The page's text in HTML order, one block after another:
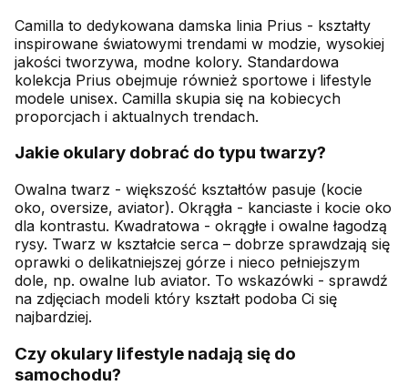
Camilla to dedykowana damska linia Prius - kształty
inspirowane światowymi trendami w modzie, wysokiej
jakości tworzywa, modne kolory. Standardowa
kolekcja Prius obejmuje również sportowe i lifestyle
modele unisex. Camilla skupia się na kobiecych
proporcjach i aktualnych trendach.
Jakie okulary dobrać do typu twarzy?
Owalna twarz - większość kształtów pasuje (kocie
oko, oversize, aviator). Okrągła - kanciaste i kocie oko
dla kontrastu. Kwadratowa - okrągłe i owalne łagodzą
rysy. Twarz w kształcie serca – dobrze sprawdzają się
oprawki o delikatniejszej górze i nieco pełniejszym
dole, np. owalne lub aviator. To wskazówki - sprawdź
na zdjęciach modeli który kształt podoba Ci się
najbardziej.
Czy okulary lifestyle nadają się do
samochodu?